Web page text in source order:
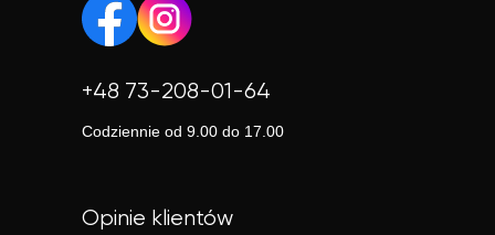
+48 73-208-01-64
Codziennie od 9.00 do 17.00
Opinie klientów